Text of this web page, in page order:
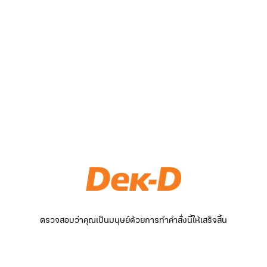
ตรวจสอบว่าคุณเป็นมนุษย์ด้วยการทำคำสั่งนี้ให้เสร็จสิ้น